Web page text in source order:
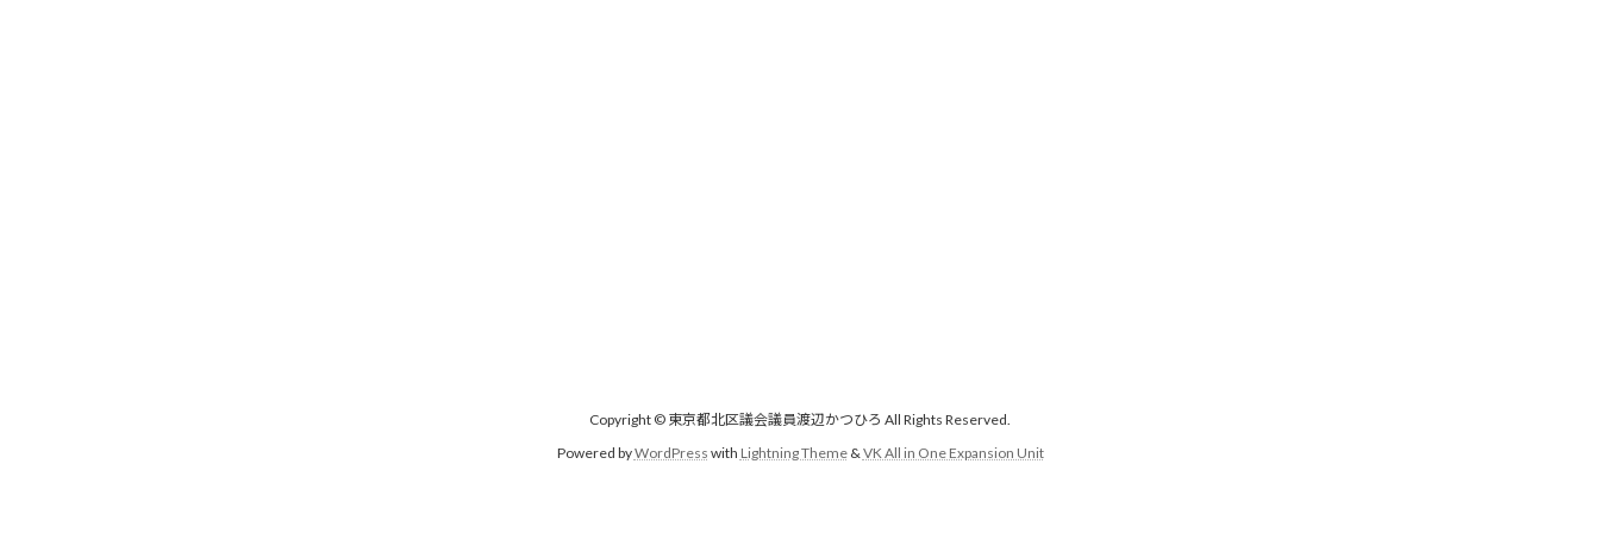
Copyright © 東京都北区議会議員渡辺かつひろ All Rights Reserved.
Powered byWordPress with Lightning Theme& VK All in One Expansion Unit